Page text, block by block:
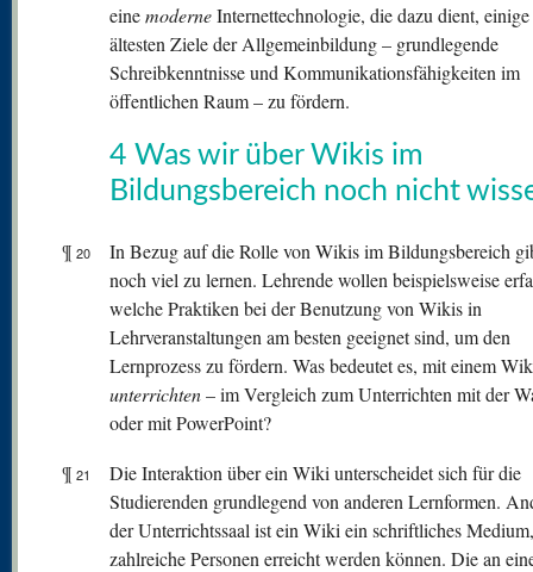
einemoderneInternettechnologie, die dazu dient, einige
ältesten Ziele der Allgemeinbildung – grundlegende
Schreibkenntnisse und Kommunikationsfähigkeiten im
öffentlichen Raum – zu fördern.
4 Was wir über Wikis im
Bildungsbereich noch nicht
¶ 20
In Bezug auf die Rolle von Wikis im Bildungsbereich
noch viel zu lernen. Lehrende wollen beispielsweise
welche Praktiken bei der Benutzung von Wikis in
Lehrveranstaltungen am besten geeignet sind, um den
Lernprozess zu fördern. Was bedeutet es, mit einem
unterrichten– im Vergleich zum Unterrichten mit der
oder mit PowerPoint?
¶ 21
Die Interaktion über ein Wiki unterscheidet sich für die
Studierenden grundlegend von anderen Lernformen.
der Unterrichtssaal ist ein Wiki ein schriftliches
zahlreiche Personen erreicht werden können. Die an